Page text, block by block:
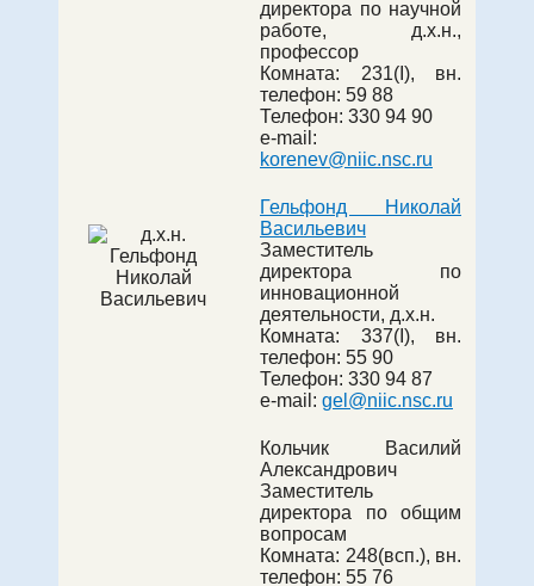
директора по научной
работе, д.х.н.,
профессор
Комната: 231(I), вн.
телефон: 59 88
Телефон: 330 94 90
e-mail:
korenev@niic.nsc.ru
Гельфонд Николай
Васильевич
Заместитель
директора по
инновационной
деятельности, д.х.н.
Комната: 337(I), вн.
телефон: 55 90
Телефон: 330 94 87
e-mail: gel@niic.nsc.ru
Кольчик Василий
Александрович
Заместитель
директора по общим
вопросам
Комната: 248(всп.), вн.
телефон: 55 76